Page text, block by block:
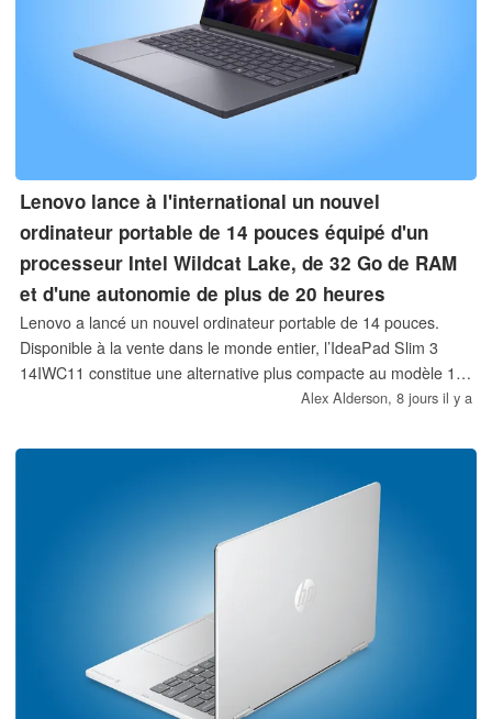
Lenovo lance à l'international un nouvel
ordinateur portable de 14 pouces équipé d'un
processeur Intel Wildcat Lake, de 32 Go de RAM
et d'une autonomie de plus de 20 heures
Lenovo a lancé un nouvel ordinateur portable de 14 pouces.
Disponible à la vente dans le monde entier, l’IdeaPad Slim 3
14IWC11 constitue une alternative plus compacte au modèle 15
pouces que nous avons testé il y a quelques jours à peine.
plus de 20 heures grâce à sa batterie de 60 Wh et à ses
Alex Alderson, 8 jours il y a